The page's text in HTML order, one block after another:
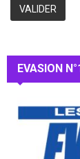
EVASION